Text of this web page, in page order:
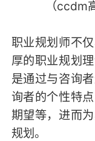
（ccdm
职业规划师不
厚的职业规划
是通过与咨询
询者的个性特
期望等，进而
规划。